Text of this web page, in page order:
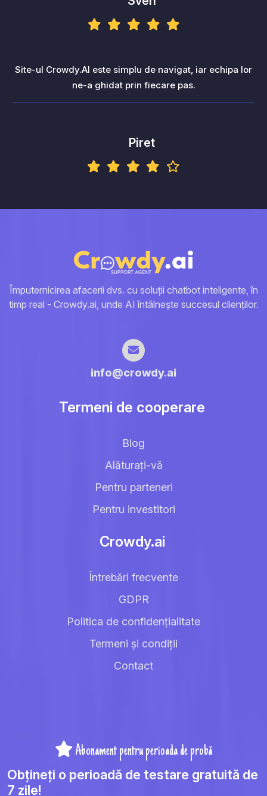
Site-ul Crowdy.AI este simplu de navigat, iar echipa lor
ne-a ghidat prin fiecare pas.
Piret
Împuternicirea afacerii dvs. cu soluții chatbot inteligente, în
timp real - Crowdy.ai, unde AI întâlnește succesul clienților.
info@crowdy.ai
Termeni de cooperare
Blog
Alăturați-vă
Pentru parteneri
Pentru investitori
Crowdy.ai
Întrebări frecvente
GDPR
Politica de confidențialitate
Termeni și condiții
Contact
Abonament pentru perioada de probă
Obțineți o perioadă de testare gratuită de
7 zile!